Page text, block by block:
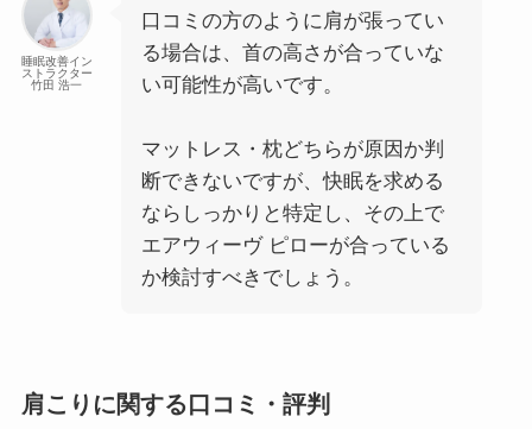
睡眠改善イン
ストラクター
竹田 浩一
口コミの方のように肩が張ってい
る場合は、首の高さが合っていな
い可能性が高いです。
マットレス・枕どちらが原因か判
断できないですが、快眠を求める
ならしっかりと特定し、その上で
エアウィーヴ ピローが合っている
か検討すべきでしょう。
肩こりに関する口コミ・評判